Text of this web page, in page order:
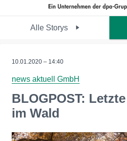
Alle Storys
10.01.2020 – 14:40
news aktuell GmbH
BLOGPOST:
im Wald